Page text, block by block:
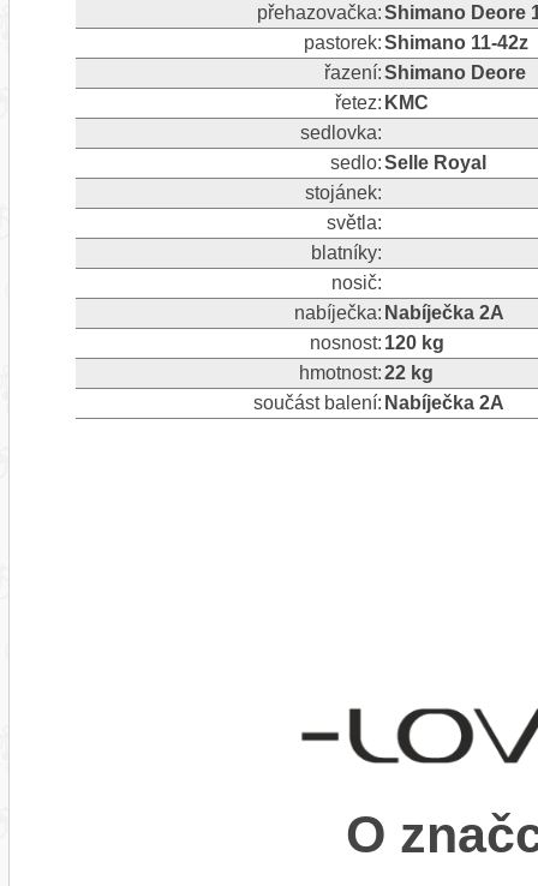
přehazovačka:Shimano Deore
pastorek:Shimano 11-42z
řazení:Shimano Deore
řetez: KMC
sedlovka:
sedlo:Selle Royal
stojánek:
světla:
blatníky:
nosič:
nabíječka: Nabíječka 2A
nosnost: 120 kg
hmotnost:22 kg
součást balení: Nabíječka 2A
O